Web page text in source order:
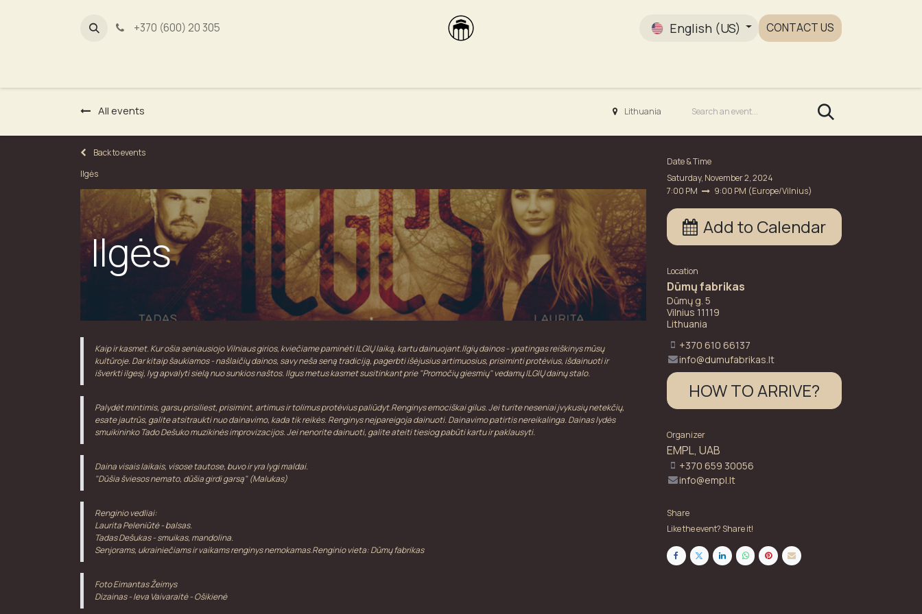
+370 (600) 20 305 English (US) CONTACT US
All events Lithuania
Back to events
Ilgės
Ilgės
Kaip ir kasmet. Kur ošia seniausiojo Vilniaus girios, kviečiame paminėti ILGIŲ laiką, kartu dainuojant.Ilgių dainos - ypatingas reiškinys mūsų
kultūroje. Dar kitaip šaukiamos - našlaičių dainos, savy neša seną tradiciją, pagerbti išėjusius artimuosius, prisiminti protėvius, išdainuoti ir
išverkti ilgesį, lyg apvalyti sielą nuo sunkios naštos. Ilgus metus kasmet susitinkant prie "Promočių giesmių" vedamų ILGIŲ dainų stalo.
Palydėt mintimis, garsu prisiliest, prisimint, artimus ir tolimus protėvius paliūdyt.Renginys emociškai gilus. Jei turite neseniai įvykusių netekčių,
esate jautrūs, galite atsitraukti nuo dainavimo, kada tik reikės. Renginys neįpareigoja dainuoti. Dainavimo patirtis nereikalinga. Dainas lydės
smuikininko Tado Dešuko muzikinės improvizacijos. Jei nenorite dainuoti, galite ateiti tiesiog pabūti kartu ir paklausyti.
Daina visais laikais, visose tautose, buvo ir yra lygi maldai.
"Dūšia šviesos nemato, dūšia girdi garsą" (Malukas)
Renginio vedliai:
Laurita Peleniūtė - balsas.
Tadas Dešukas - smuikas, mandolina.
Senjorams, ukrainiečiams ir vaikams renginys nemokamas.Renginio vieta: Dūmų fabrikas
Foto Eimantas Žeimys
Dizainas - Ieva Vaivaraitė - Ošikienė
Date & Time
Saturday, November 2, 2024
7:00 PM
9:00 PM (Europe/Vilnius)
Add to Calendar
Location
Dūmų fabrikas
Dūmų g. 5
Vilnius 11119
Lithuania
+370 610 66137
info@dumufabrikas.lt
HOW TO ARRIVE?
Organizer
EMPL, UAB
+370 659 30056
info@empl.lt
Share
Like the event? Share it!